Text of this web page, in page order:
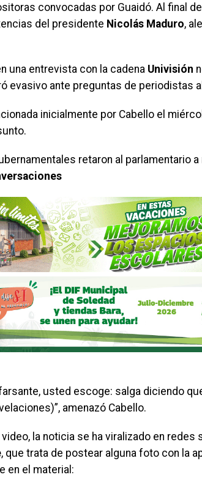
convocadas por Guaidó. Al final
del presidente Nicolás Maduro,
una entrevista con la cadena Univisión
evasivo ante preguntas de periodistas
inicialmente por Cabello el
retaron al parlamentario
usted escoge: salga diciendo
amenazó Cabello.
la noticia se ha viralizado en redes
, que trata de postear alguna foto con la
en el material: